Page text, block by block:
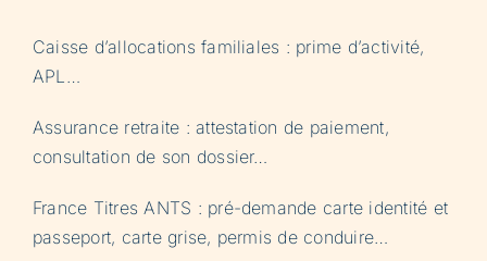
Caisse d’allocations familiales : prime d’activité,
APL…
Assurance retraite : attestation de paiement,
consultation de son dossier…
France Titres ANTS : pré-demande carte identité et
passeport, carte grise, permis de conduire…